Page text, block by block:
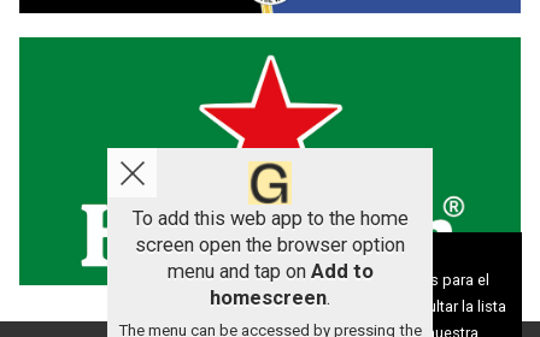
To add this web app to the home
screen open the browser option
menu and tap on Add to
homescreen.
The menu can be accessed by pressing the
Aviso sobre el Uso de cookies:
Utilizamos cookies nuestras y de terceros para el
funcionamiento del digital. Puedes consultar la lista
de cookies y como desconectarlas. Ver nuestra